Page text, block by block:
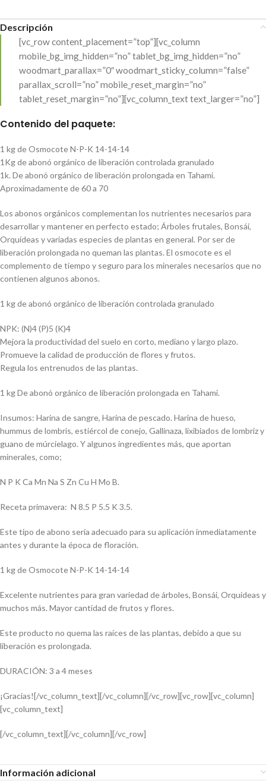
Descripción
[vc_row content_placement=”top”][vc_column
mobile_bg_img_hidden=”no” tablet_bg_img_hidden=”no”
woodmart_parallax=”0″ woodmart_sticky_column=”false”
parallax_scroll=”no” mobile_reset_margin=”no”
tablet_reset_margin=”no”][vc_column_text text_larger=”no”]
Contenido del paquete:
1 kg de Osmocote N-P-K 14-14-14
1Kg de abonó orgánico de liberación controlada granulado
1k. De abonó orgánico de liberación prolongada en Tahami.
Aproximadamente de 60 a 70
Los abonos orgánicos complementan los nutrientes necesarios para
desarrollar y mantener en perfecto estado; Árboles frutales, Bonsái,
Orquídeas y variadas especies de plantas en general. Por ser de
liberación prolongada no queman las plantas. El osmocote es el
complemento de tiempo y seguro para los minerales necesarios que no
contienen algunos abonos.
1 kg de abonó orgánico de liberación controlada granulado
NPK: (N)4 (P)5 (K)4
Mejora la productividad del suelo en corto, mediano y largo plazo.
Promueve la calidad de producción de flores y frutos.
Regula los entrenudos de las plantas.
1 kg De abonó orgánico de liberación prolongada en Tahami.
Insumos: Harina de sangre, Harina de pescado. Harina de hueso,
hummus de lombris, estiércol de conejo, Gallinaza, lixibiados de lombriz y
guano de múrcielago. Y algunos ingredientes más, que aportan
minerales, como;
N P K Ca Mn Na S Zn Cu H Mo B.
Receta primavera: N 8.5 P 5.5 K 3.5.
Este tipo de abono sería adecuado para su aplicación inmediatamente
antes y durante la época de floración.
1 kg de Osmocote N-P-K 14-14-14
Excelente nutrientes para gran variedad de árboles, Bonsái, Orquídeas y
muchos más. Mayor cantidad de frutos y flores.
Este producto no quema las raíces de las plantas, debido a que su
liberación es prolongada.
DURACIÓN: 3 a 4 meses
¡Gracias![/vc_column_text][/vc_column][/vc_row][vc_row][vc_column]
[vc_column_text]
[/vc_column_text][/vc_column][/vc_row]
Información adicional